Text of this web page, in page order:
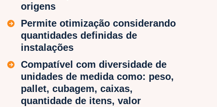
origens
Permite otimização considerando
quantidades definidas de
instalações
Compatível com diversidade de
unidades de medida como: peso,
pallet, cubagem, caixas,
quantidade de itens, valor